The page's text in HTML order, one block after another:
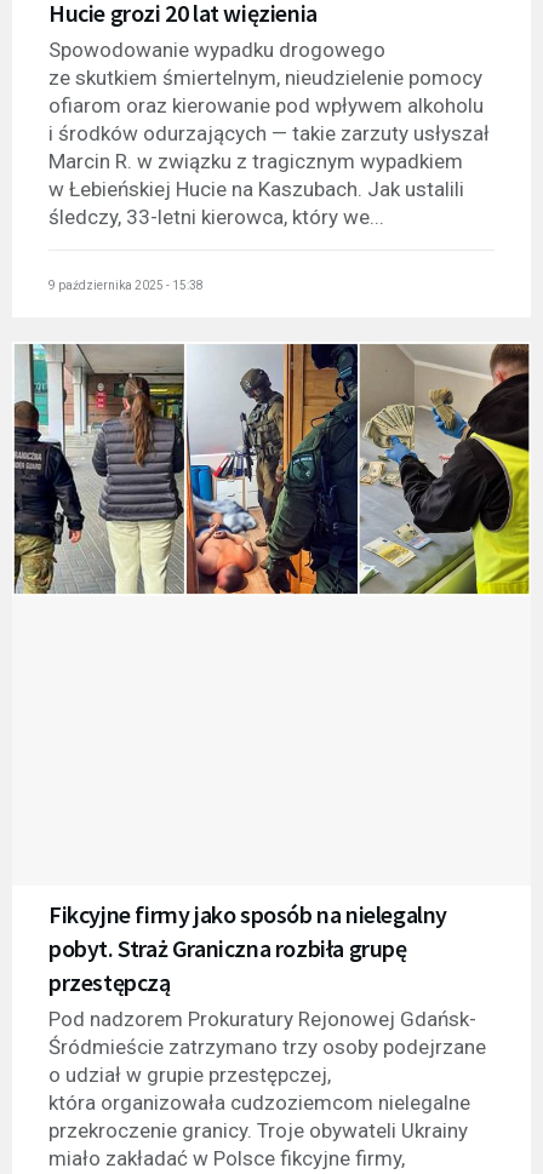
Hucie grozi 20 lat więzienia
Spowodowanie wypadku drogowego
ze skutkiem śmiertelnym, nieudzielenie pomocy
ofiarom oraz kierowanie pod wpływem alkoholu
i środków odurzających — takie zarzuty usłyszał
Marcin R. w związku z tragicznym wypadkiem
w Łebieńskiej Hucie na Kaszubach. Jak ustalili
śledczy, 33-letni kierowca, który we...
9 października 2025 - 15:38
Fikcyjne firmy jako sposób na nielegalny
pobyt. Straż Graniczna rozbiła grupę
przestępczą
Pod nadzorem Prokuratury Rejonowej Gdańsk-
Śródmieście zatrzymano trzy osoby podejrzane
o udział w grupie przestępczej,
która organizowała cudzoziemcom nielegalne
przekroczenie granicy. Troje obywateli Ukrainy
miało zakładać w Polsce fikcyjne firmy,